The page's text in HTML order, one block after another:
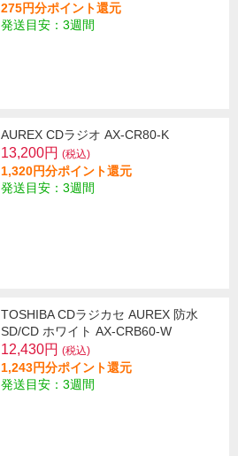
275円分ポイント還元
発送目安：3週間
AUREX CDラジオ AX-CR80-K
13,200円 (税込)
1,320円分ポイント還元
発送目安：3週間
TOSHIBA CDラジカセ AUREX 防水
SD/CD ホワイト AX-CRB60-W
12,430円 (税込)
1,243円分ポイント還元
発送目安：3週間